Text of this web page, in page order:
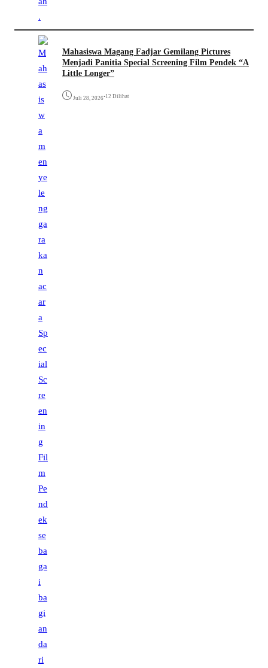
Mahasiswa Magang Fadjar Gemilang Pictures
Menjadi Panitia Special Screening Film Pendek “A
Little Longer”
Juli 28, 2026•12 Dilihat